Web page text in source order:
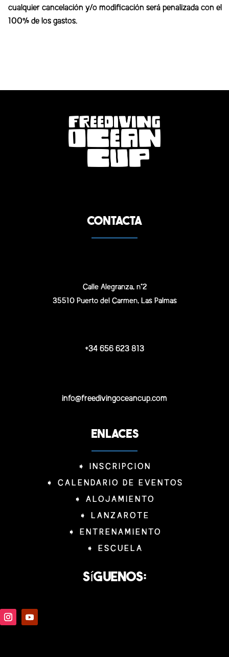
cualquier cancelación y/o modificación será penalizada con el
100% de los gastos.
CONTACTA
Calle Alegranza, n°2
35510 Puerto del Carmen, Las Palmas
+34 656 623 813
info@freedivingoceancup.com
ENLACES
➧ INSCRIPCION
➧ CALENDARIO DE EVENTOS
➧ ALOJAMIENTO
➧ LANZAROTE
➧ ENTRENAMIENTO
➧ ESCUELA
Síguenos: